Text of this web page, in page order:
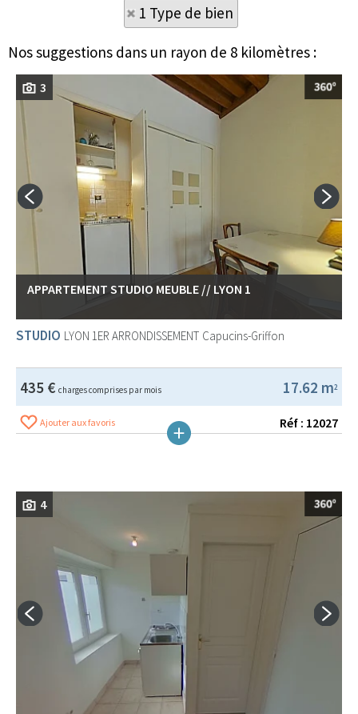
1 Type de bien
Nos suggestions dans un rayon de 8 kilomètres :
3
APPARTEMENT STUDIO MEUBLE // LYON 1
STUDIO LYON 1ER ARRONDISSEMENT Capucins-Griffon
17.62 m2
435 € charges comprises par mois
Ajouter aux favoris Réf : 12027
4